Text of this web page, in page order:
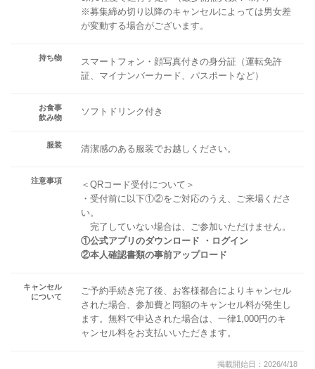
※募集締め切り以降のキャンセルによっては男女差
が変動する場合がございます。
持ち物
スマートフォン・顔写真付きの身分証（運転免許
証、マイナンバーカード、パスポートなど）
お食事
飲み物
ソフトドリンク付き
服装 清潔感のある服装でお越しください。
注意事項
＜QRコード受付について＞
・受付前に以下①②をご対応のうえ、ご来場くださ
い。
完了していない場合は、ご参加いただけません。
①公式アプリのダウンロード ・ログイン
②本人確認書類の事前アップロード
キャンセル
について
ご予約手続き完了後、お客様都合によりキャンセル
された場合、参加費と同額のキャンセル料が発生し
ます。無料で申込された場合は、一律1,000円のキ
ャンセル料をお支払いいただきます。
掲載開始日：2026/4/18